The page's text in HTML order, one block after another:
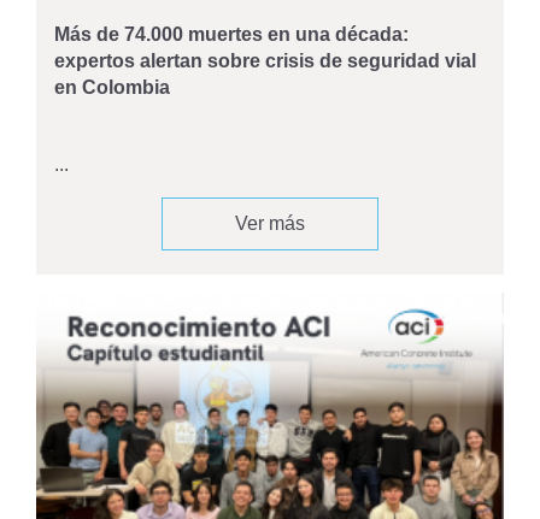
Más de 74.000 muertes en una década:
expertos alertan sobre crisis de seguridad vial
en Colombia
...
Ver más